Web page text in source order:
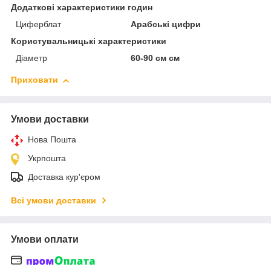
Додаткові характеристики годин
Циферблат
Арабські цифри
Користувальницькі характеристики
Діаметр
60-90 см см
Приховати
Умови доставки
Нова Пошта
Укрпошта
Доставка кур'єром
Всі умови доставки
Умови оплати